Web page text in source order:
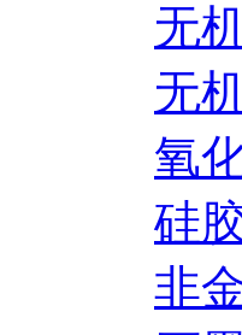
无
无
氧
硅
非